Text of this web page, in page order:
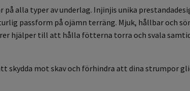
alla typer av underlag. Injinjis unika
passform på ojämn terräng. Mjuk, hållbar och
hjälper till att hålla fötterna torra och svala
skydda mot skav och förhindra att dina strumpor